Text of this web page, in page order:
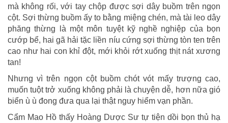
mà không rối, với tay chộp được sợi dây buồm trên ngọn
cột. Sợi thừng buồm ấy to bằng miệng chén, mà tài leo dây
phăng thừng là một môn tuyệt kỹ nghề nghiệp của bọn
cướp bể, hai gã hải tặc liền níu cứng sợi thừng tòn ten trên
cao như hai con khỉ đột, mới khỏi rớt xuống thịt nát xương
tan!
Nhưng vì trên ngọn cột buồm chót vót mấy trượng cao,
muốn tuột trở xuống không phải là chuyện dễ, hơn nữa gió
biển ù ù đong đưa qua lại thật nguy hiểm vạn phần.
Cẩm Mao Hồ thấy Hoàng Dược Sư tự tiện dồi bọn thủ hạ